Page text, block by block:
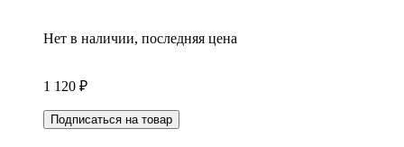
Нет в наличии, последняя цена
1 120 ₽
Подписаться на товар